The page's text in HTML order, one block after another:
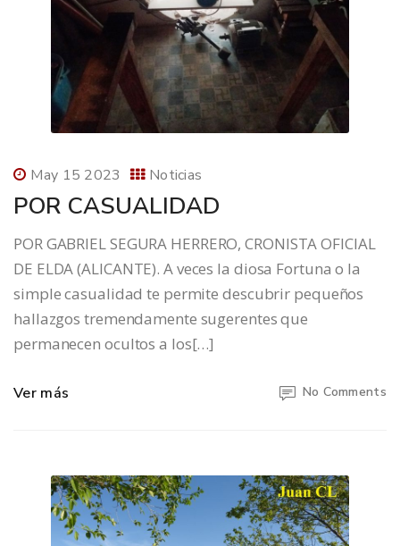
May 15 2023 Noticias
POR CASUALIDAD
POR GABRIEL SEGURA HERRERO, CRONISTA OFICIAL
DE ELDA (ALICANTE). A veces la diosa Fortuna o la
simple casualidad te permite descubrir pequeños
hallazgos tremendamente sugerentes que
permanecen ocultos a los[…]
Ver más No Comments